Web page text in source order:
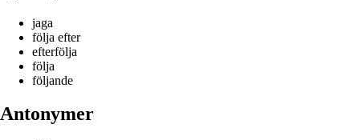
jaga
följa efter
efterfölja
följa
följande
Antonymer